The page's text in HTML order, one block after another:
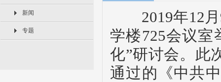
新闻
专题
2019年12月
学楼725会议室
化”研讨会。此
通过的 《中共